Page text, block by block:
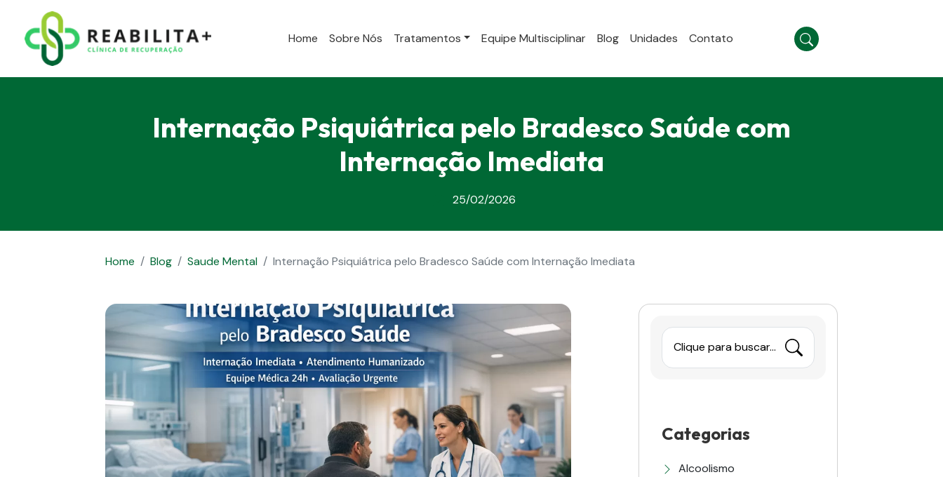
Home Sobre Nós Tratamentos Equipe Multisciplinar Blog Unidades Contato
Internação Psiquiátrica pelo Bradesco Saúde com
Internação Imediata
25/02/2026
Home Blog Saude Mental Internação Psiquiátrica pelo Bradesco Saúde com Internação Imediata
Clique para buscar...
Categorias
Alcoolismo